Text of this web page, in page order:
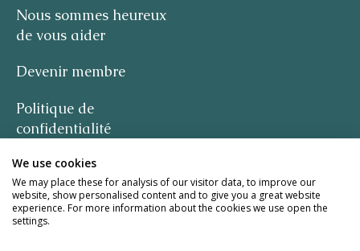
Nous sommes heureux
de vous aider
Devenir membre
Politique de
confidentialité
-
citation de Rosie Haine
We use cookies
We may place these for analysis of our visitor data, to improve our
website, show personalised content and to give you a great website
experience. For more information about the cookies we use open the
settings.